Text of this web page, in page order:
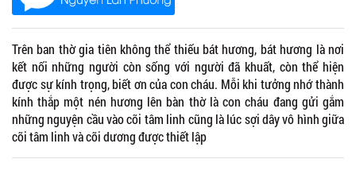
Trên ban thờ gia tiên không thể thiếu bát hương, bát hương là nơi
kết nối những người còn sống với người đã khuất, còn thể hiện
được sự kính trọng, biết ơn của con cháu. Mỗi khi tưởng nhớ thành
kính thắp một nén hương lên bàn thờ là con cháu đang gửi gắm
những nguyện cầu vào cõi tâm linh cũng là lúc sợi dây vô hình giữa
cõi tâm linh và cõi dương được thiết lập